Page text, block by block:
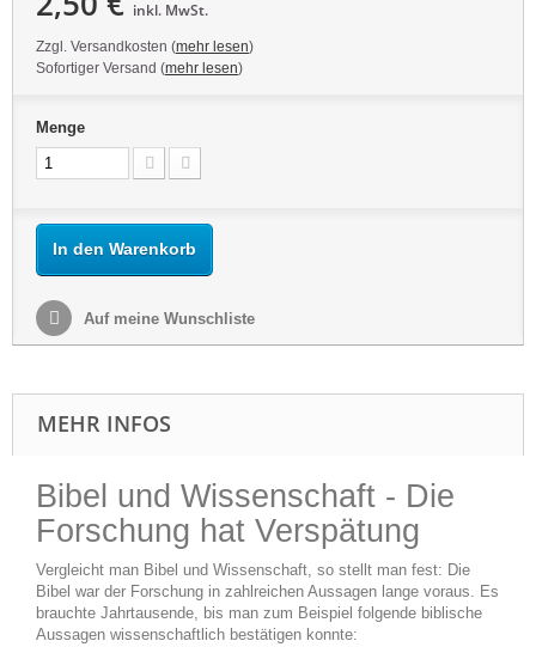
inkl. MwSt.
Zzgl. Versandkosten (mehr lesen)
Sofortiger Versand (mehr lesen)
Menge
In den Warenkorb
Auf meine Wunschliste
MEHR INFOS
Bibel und Wissenschaft - Die
Forschung hat Verspätung
Vergleicht man Bibel und Wissenschaft, so stellt man fest: Die
Bibel war der Forschung in zahlreichen Aussagen lange voraus. Es
brauchte Jahrtausende, bis man zum Beispiel folgende biblische
Aussagen wissenschaftlich bestätigen konnte: